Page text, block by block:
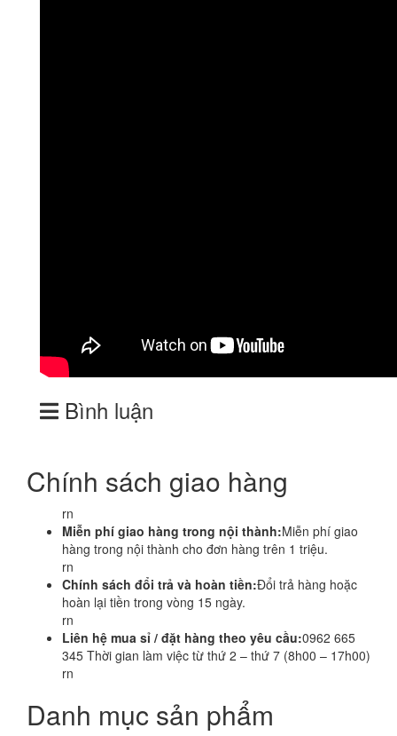
Bình luận
Chính sách giao hàng
rn
Miễn phí giao hàng trong nội thành:Miễn phí giao
hàng trong nội thành cho đơn hàng trên 1 triệu.
rn
Chính sách đổi trả và hoàn tiền:Đổi trả hàng hoặc
hoàn lại tiền trong vòng 15 ngày.
rn
Liên hệ mua sỉ / đặt hàng theo yêu cầu:0962 665
345 Thời gian làm việc từ thứ 2 – thứ 7 (8h00 – 17h00)
rn
Danh mục sản phẩm